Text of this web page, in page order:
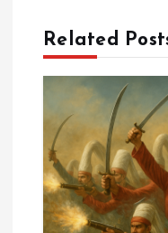
g
e
z
Related